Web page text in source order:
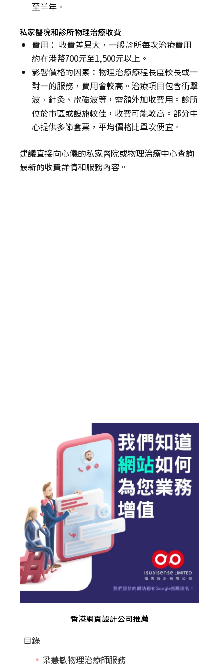
至半年。
私家醫院和診所物理治療收費
費用： 收費差異大，一般診所每次治療費用
約在港幣700元至1,500元以上。
影響價格的因素：物理治療療程長度較長或一
對一的服務，費用會較高。治療項目包含衝擊
波、針灸、電磁波等，需額外加收費用。診所
位於市區或設施較佳，收費可能較高。部分中
心提供多節套票，平均價格比單次便宜。
建議直接向心儀的私家醫院或物理治療中心查詢
最新的收費詳情和服務內容。
香港網頁設計公司推薦
目錄
梁慧敏物理治療師服務